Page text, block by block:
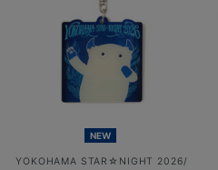
NEW
YOKOHAMA STAR☆NIGHT 2026/